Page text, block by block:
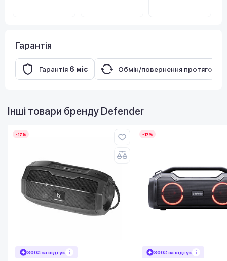
Гарантія
Гарантія 6 міс Обмін/повернення протягом
Інші товари бренду Defender
-17%
300₴ за відгук
-17%
300₴ за відгук